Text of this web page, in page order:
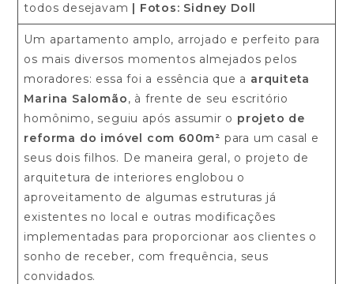
todos desejavam | Fotos: Sidney Doll
Um apartamento amplo, arrojado e perfeito para
os mais diversos momentos almejados pelos
moradores: essa foi a essência que a arquiteta
Marina Salomão, à frente de seu escritório
homônimo, seguiu após assumir o projeto de
reforma do imóvel com 600m² para um casal e
seus dois filhos. De maneira geral, o projeto de
arquitetura de interiores englobou o
aproveitamento de algumas estruturas já
existentes no local e outras modificações
implementadas para proporcionar aos clientes o
sonho de receber, com frequência, seus
convidados.